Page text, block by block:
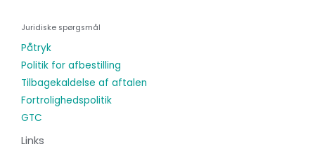
Juridiske spørgsmål
Påtryk
Politik for afbestilling
Tilbagekaldelse af aftalen
Fortrolighedspolitik
GTC
Links